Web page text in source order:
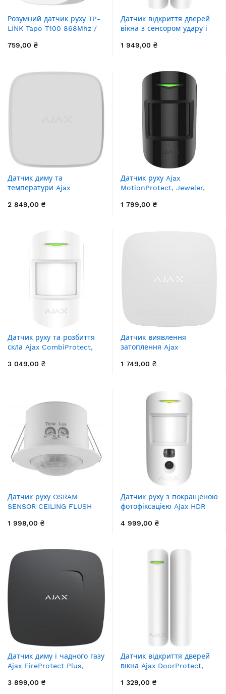
Розумний датчик руху TP-
LINK Tapo T100 868Mhz /
759,00 ₴
Датчик відкриття дверей
вікна з сенсором удару і
Plus, Jeweler, бездротовий,
1 949,00 ₴
Датчик диму та
температури Ajax
Smoke Jeweler, змінна
2 849,00 ₴
Датчик руху Ajax
MotionProtect, Jeweler,
(5314.09.BL1)
1 799,00 ₴
Датчик руху та розбиття
скла Ajax CombiProtect,
білий
3 049,00 ₴
Датчик виявлення
затоплення Ajax
бездротовий, білий
1 749,00 ₴
Датчик руху OSRAM
SENSOR CEILING FLUSH
1 998,00 ₴
Датчик руху з покращеною
фотофіксацією Ajax HDR
бездротовий, білий
4 999,00 ₴
Датчик диму і чадного газу
Ajax FireProtect Plus,
чорний
3 899,00 ₴
Датчик відкриття дверей
вікна Ajax DoorProtect,
білий (7063.03.WH1)
1 329,00 ₴